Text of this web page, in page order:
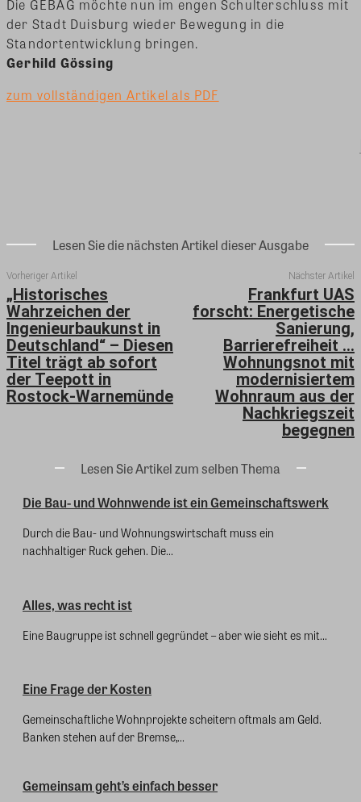
Die GEBAG möchte nun im engen Schulterschluss mit
der Stadt Duisburg wieder Bewegung in die
Standortentwicklung bringen.
Gerhild Gössing
zum vollständigen Artikel als PDF
Lesen Sie die nächsten Artikel dieser Ausgabe
Vorheriger Artikel
„Historisches
Wahrzeichen der
Ingenieurbaukunst in
Deutschland“ – Diesen
Titel trägt ab sofort
der Teepott in
Rostock-Warnemünde
Nächster Artikel
Frankfurt UAS
forscht: Energetische
Sanierung,
Barrierefreiheit …
Wohnungsnot mit
modernisiertem
Wohnraum aus der
Nachkriegszeit
begegnen
Lesen Sie Artikel zum selben Thema
Die Bau- und Wohnwende ist ein Gemeinschaftswerk
Durch die Bau- und Wohnungswirtschaft muss ein
nachhaltiger Ruck gehen. Die...
Alles, was recht ist
Eine Baugruppe ist schnell gegründet – aber wie sieht es mit...
Eine Frage der Kosten
Gemeinschaftliche Wohnprojekte scheitern oftmals am Geld.
Banken stehen auf der Bremse,...
Gemeinsam geht’s einfach besser